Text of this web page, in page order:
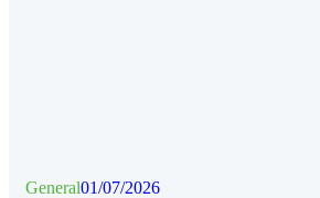
General01/07/2026